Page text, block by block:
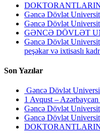
Gəncə Dövlət
Gəncə Dövlət
GƏNCƏ DÖVLƏT
Gəncə Dövlət
peşəkar və ixtisaslı
Son Yazılar
Gəncə Dövlət
1 Avqust –
Gəncə Dövlət
Gəncə Dövlət